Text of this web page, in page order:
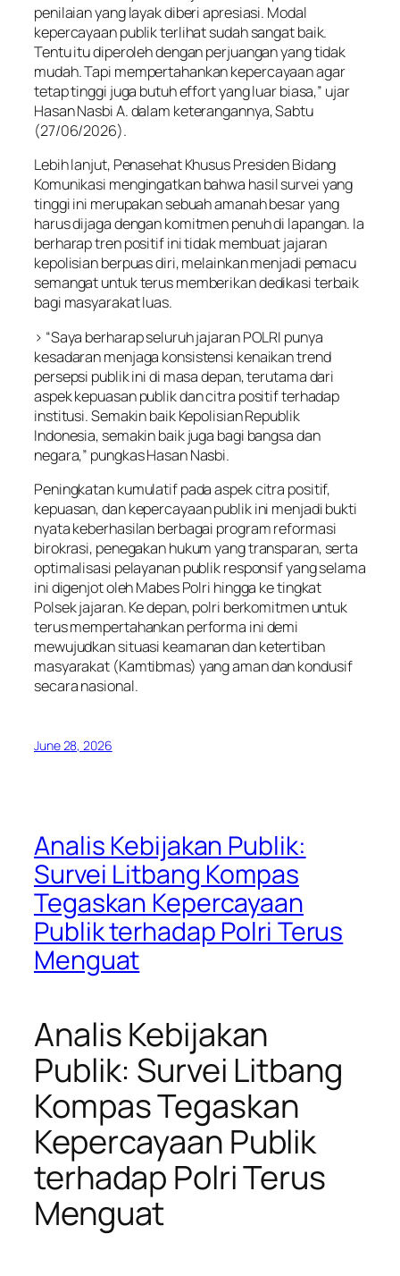
penilaian yang layak diberi apresiasi. Modal
kepercayaan publik terlihat sudah sangat baik.
Tentu itu diperoleh dengan perjuangan yang tidak
mudah. Tapi mempertahankan kepercayaan agar
tetap tinggi juga butuh effort yang luar biasa,” ujar
Hasan Nasbi A. dalam keterangannya, Sabtu
(27/06/2026).
Lebih lanjut, Penasehat Khusus Presiden Bidang
Komunikasi mengingatkan bahwa hasil survei yang
tinggi ini merupakan sebuah amanah besar yang
harus dijaga dengan komitmen penuh di lapangan. Ia
berharap tren positif ini tidak membuat jajaran
kepolisian berpuas diri, melainkan menjadi pemacu
semangat untuk terus memberikan dedikasi terbaik
bagi masyarakat luas.
> “Saya berharap seluruh jajaran POLRI punya
kesadaran menjaga konsistensi kenaikan trend
persepsi publik ini di masa depan, terutama dari
aspek kepuasan publik dan citra positif terhadap
institusi. Semakin baik Kepolisian Republik
Indonesia, semakin baik juga bagi bangsa dan
negara,” pungkas Hasan Nasbi.
Peningkatan kumulatif pada aspek citra positif,
kepuasan, dan kepercayaan publik ini menjadi bukti
nyata keberhasilan berbagai program reformasi
birokrasi, penegakan hukum yang transparan, serta
optimalisasi pelayanan publik responsif yang selama
ini digenjot oleh Mabes Polri hingga ke tingkat
Polsek jajaran. Ke depan, polri berkomitmen untuk
terus mempertahankan performa ini demi
mewujudkan situasi keamanan dan ketertiban
masyarakat (Kamtibmas) yang aman dan kondusif
secara nasional.
June 28, 2026
Analis Kebijakan Publik:
Survei Litbang Kompas
Tegaskan Kepercayaan
Publik terhadap Polri Terus
Menguat
Analis Kebijakan
Publik: Survei Litbang
Kompas Tegaskan
Kepercayaan Publik
terhadap Polri Terus
Menguat